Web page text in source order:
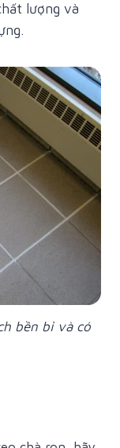
lượng và
bền bỉ và có